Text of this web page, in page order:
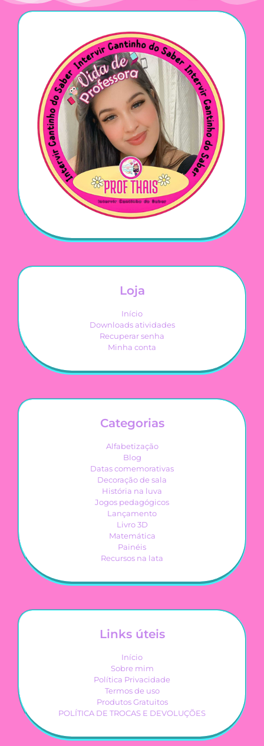
Loja
Início
Downloads atividades
Recuperar senha
Minha conta
Categorias
Alfabetização
Blog
Datas comemorativas
Decoração de sala
História na luva
Jogos pedagógicos
Lançamento
Livro 3D
Matemática
Painéis
Recursos na lata
Links úteis
Início
Sobre mim
Política Privacidade
Termos de uso
Produtos Gratuitos
POLÍTICA DE TROCAS E DEVOLUÇÕES